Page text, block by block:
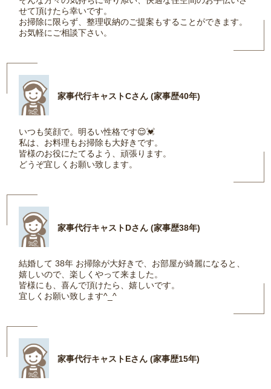
せて頂けたら幸いです。
お掃除に限らず、整理収納のご提案もすることができます。
お気軽にご相談下さい。
家事代行キャストCさん (家事歴40年)
いつも笑顔で。明るい性格です😌💓
私は、お料理もお掃除も大好きです。
皆様のお役にたてるよう、頑張ります。
どうぞ宜しくお願い致します。
家事代行キャストDさん (家事歴38年)
結婚して 38年 お掃除が大好きで、お部屋が綺麗になると、
嬉しいので、楽しくやって来ました。
皆様にも、喜んで頂けたら、嬉しいです。
宜しくお願い致します^_^
家事代行キャストEさん (家事歴15年)